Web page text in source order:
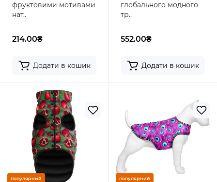
фруктовими мотивами
нат..
214.00₴
Додати в кошик
глобального модного
тр..
552.00₴
Додати в кошик
популярний популярний